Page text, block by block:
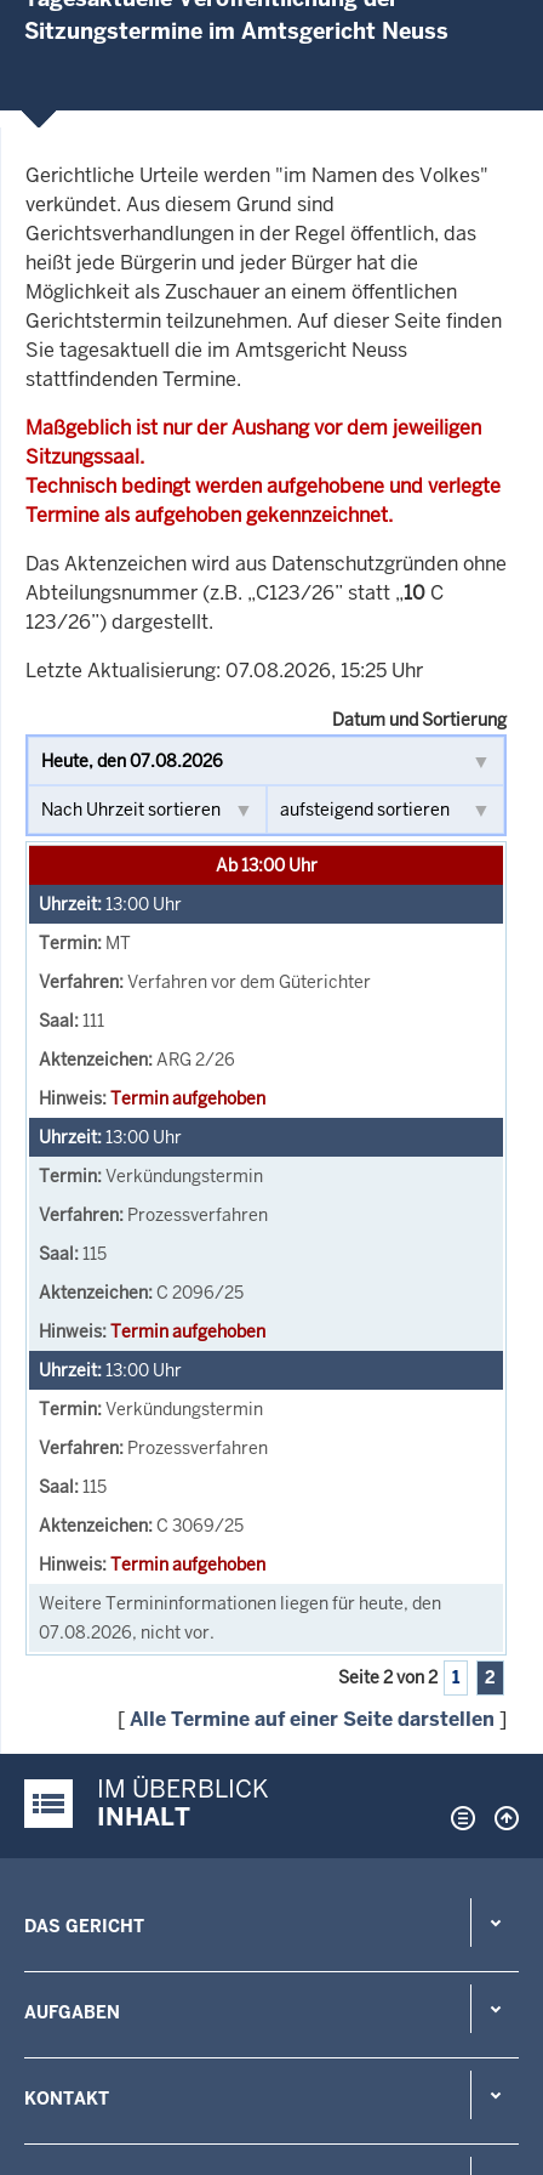
Sitzungstermine im Amtsgericht Neuss
Gerichtliche Urteile werden "im Namen des Volkes"
verkündet. Aus diesem Grund sind
Gerichtsverhandlungen in der Regel öffentlich, das
heißt jede Bürgerin und jeder Bürger hat die
Möglichkeit als Zuschauer an einem öffentlichen
Gerichtstermin teilzunehmen. Auf dieser Seite finden
Sie tagesaktuell die im Amtsgericht Neuss
stattfindenden Termine.
Maßgeblich ist nur der Aushang vor dem jeweiligen
Sitzungssaal.
Technisch bedingt werden aufgehobene und verlegte
Termine als aufgehoben gekennzeichnet.
Das Aktenzeichen wird aus Datenschutzgründen ohne
Abteilungsnummer (z.B. „C123/26” statt „10 C
123/26”) dargestellt.
Letzte Aktualisierung: 07.08.2026, 15:25 Uhr
Datum und Sortierung
Ab 13:00 Uhr
13:00 Uhr
MT
Verfahren vor dem Güterichter
111
ARG 2/26
Termin aufgehoben
13:00 Uhr
Verkündungstermin
Prozessverfahren
115
C 2096/25
Termin aufgehoben
13:00 Uhr
Verkündungstermin
Prozessverfahren
115
C 3069/25
Termin aufgehoben
Weitere Termininformationen liegen für heute, den
07.08.2026, nicht vor.
Seite 2 von 2 1 2
[Alle Termine auf einer Seite darstellen ]
Justiz-Portal im Überblick:
IM ÜBERBLICK
INHALT
DAS GERICHT
AUFGABEN
KONTAKT